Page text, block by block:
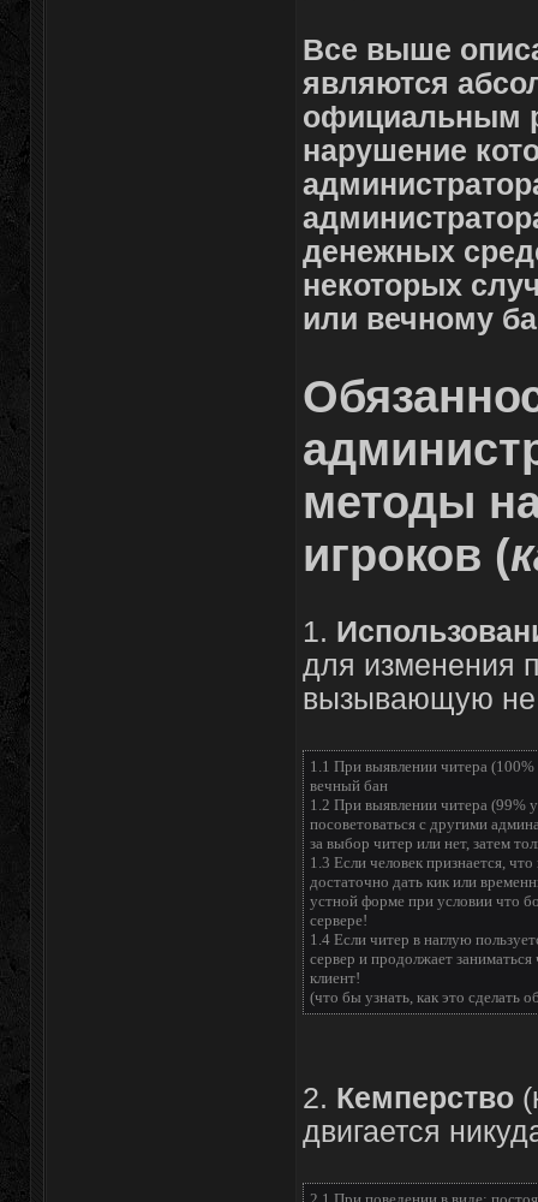
Все выше
являются
официальным
нарушение
денежных
некоторых
или вечному
методы
игроков (
1.
для изменения
вызывающую не
1.1 При выявлении читера (100%
вечный бан
1.2 При выявлении читера (99%
посоветоваться с другими
за выбор читер или нет, затем
1.3 Если человек признается,
достаточно дать кик или
устной форме при условии что
сервере!
1.4 Если читер в наглую
сервер и продолжает
клиент!
(что бы узнать, как это сделать
2. Кемперство
двигается